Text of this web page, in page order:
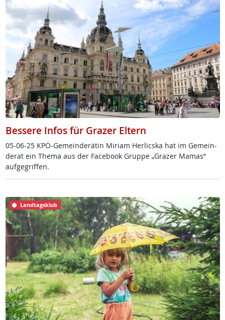
Bessere Infos für Grazer Eltern
05-06-25 KPÖ-Ge­mein­de­rä­tin Mi­riam Her­lics­ka hat im Ge­mein­
de­rat ein The­ma aus der Fa­ce­book Grup­pe „Gra­zer Ma­mas“
auf­ge­grif­fen.
Landtagsklub